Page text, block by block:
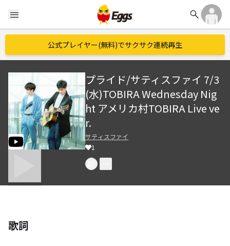
menu search
公式プレイヤー(無料)でサクサク連続再生
プライド/サティスファイ 7/3
(水)TOBIRA Wednesday Nig
ht アメリカ村TOBIRA Live ve
r.
サティスファイ
1
歌詞